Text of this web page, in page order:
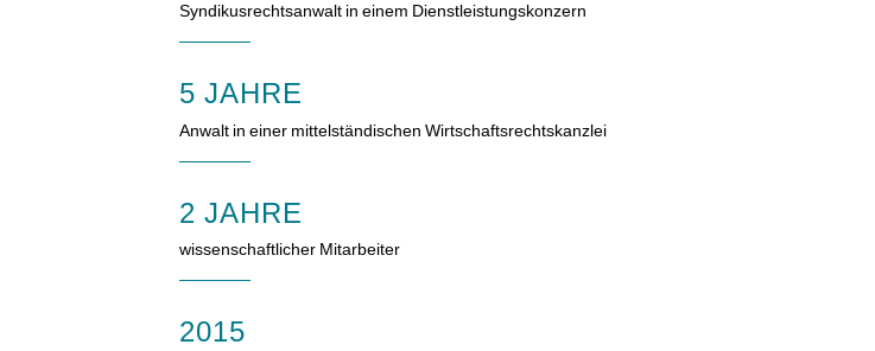
Syndikusrechtsanwalt in einem Dienstleistungskonzern
5 JAHRE
Anwalt in einer mittelständischen Wirtschaftsrechtskanzlei
2 JAHRE
wissenschaftlicher Mitarbeiter
2015